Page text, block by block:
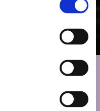
veicinošs metabolīts, ko
Tā atspoguļo jūsu